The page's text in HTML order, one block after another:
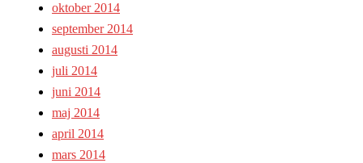
oktober 2014
september 2014
augusti 2014
juli 2014
juni 2014
maj 2014
april 2014
mars 2014